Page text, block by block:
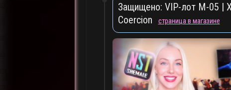
Защищено: VIP-лот M-05 |
Coercion
страница в магазине